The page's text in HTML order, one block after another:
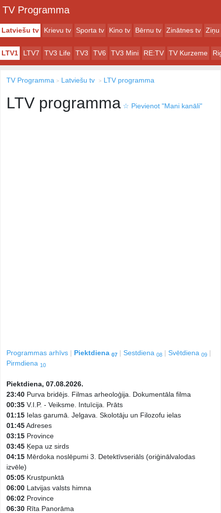
TV Programma
Latviešu tv Krievu tv Sporta tv Kino tv Bērnu tv Zinātnes tv Ziņu
LTV1 LTV7 TV3 Life TV3 TV6 TV3 Mini RE:TV TV Kurzeme
TV Programma Latviešu tv LTV programma
LTV programma ☆ Pievienot "Mani kanāli"
Programmas arhīvs Piektdiena 07 Sestdiena 08 Svētdiena 09
Pirmdiena 10
Piektdiena, 07.08.2026.
23:40 Purva bridējs. Filmas arheoloģija. Dokumentāla filma
00:35 V.I.P. - Veiksme. Intuīcija. Prāts
01:15 Ielas garumā. Jelgava. Skolotāju un Filozofu ielas
01:45Adreses
03:15 Province
03:45 Ķepa uz sirds
04:15 Mērdoka noslēpumi 3. Detektīvseriāls (oriģinālvalodas
izvēle)
05:05 Krustpunktā
06:00 Latvijas valsts himna
06:02 Province
06:30 Rīta Panorāma